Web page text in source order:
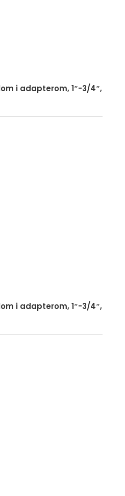
i adapterom, 1″-3/4″,
i adapterom, 1″-3/4″,